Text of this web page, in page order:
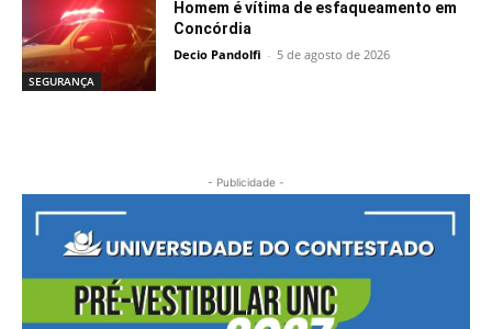
SEGURANÇA
Homem é vítima de esfaqueamento em
Concórdia
Decio Pandolfi - 5 de agosto de 2026
- Publicidade -